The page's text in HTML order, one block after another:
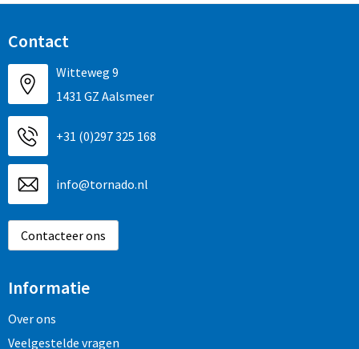
Contact
Witteweg 9
1431 GZ Aalsmeer
+31 (0)297 325 168
info@tornado.nl
Contacteer ons
Informatie
Over ons
Veelgestelde vragen